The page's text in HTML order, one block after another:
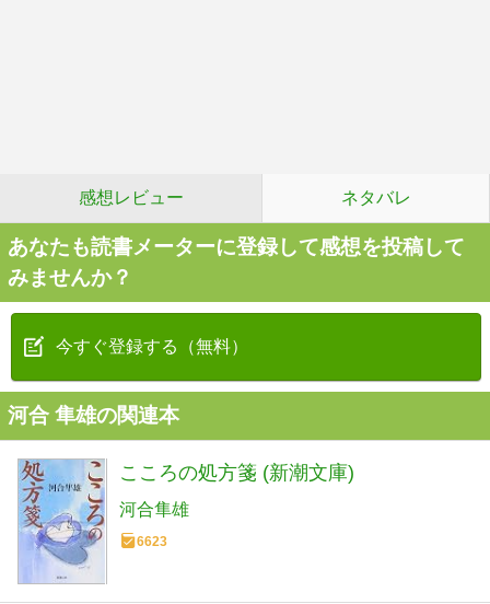
感想レビュー ネタバレ
あなたも読書メーターに登録して感想を投稿して
みませんか？
今すぐ登録する（無料）
河合 隼雄の関連本
こころの処方箋 (新潮文庫)
河合隼雄
6623